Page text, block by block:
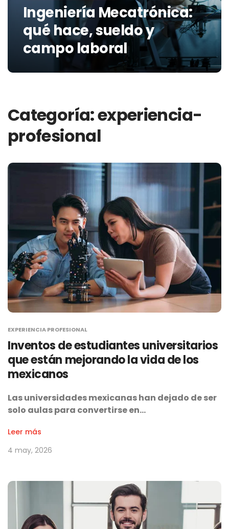
Ingeniería Mecatrónica:
qué hace, sueldo y
campo laboral
Categoría:experiencia-
profesional
EXPERIENCIA PROFESIONAL
Inventos de estudiantes universitarios
que están mejorando la vida de los
mexicanos
Las universidades mexicanas han dejado de ser
solo aulas para convertirse en…
Leer más
4 may, 2026